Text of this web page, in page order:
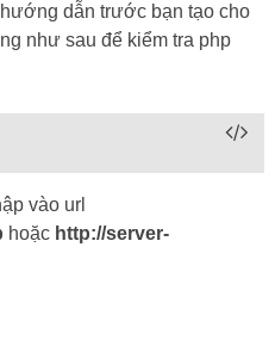
dẫn trước bạn tạo cho
như sau để kiểm tra php
vào url
hoặc http://server-